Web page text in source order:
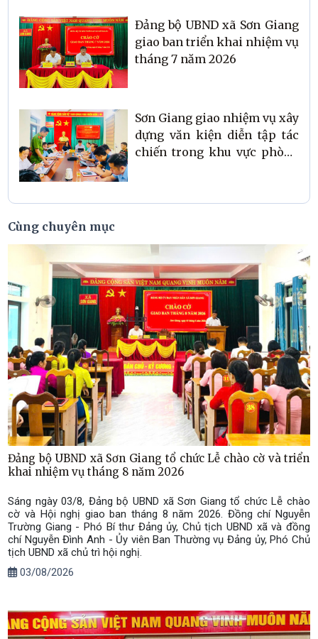
Đảng bộ UBND xã Sơn Giang
giao ban triển khai nhiệm vụ
tháng 7 năm 2026
Sơn Giang giao nhiệm vụ xây
dựng văn kiện diễn tập tác
chiến trong khu vực phòng
Cùng chuyên mục
Đảng bộ UBND xã Sơn Giang tổ chức Lễ chào cờ và triển
khai nhiệm vụ tháng 8 năm 2026
Sáng ngày 03/8, Đảng bộ UBND xã Sơn Giang tổ chức Lễ chào
cờ và Hội nghị giao ban tháng 8 năm 2026. Đồng chí Nguyễn
Trường Giang - Phó Bí thư Đảng ủy, Chủ tịch UBND xã và đồng
chí Nguyễn Đình Anh - Ủy viên Ban Thường vụ Đảng ủy, Phó Chủ
tịch UBND xã chủ trì hội nghị.
03/08/2026